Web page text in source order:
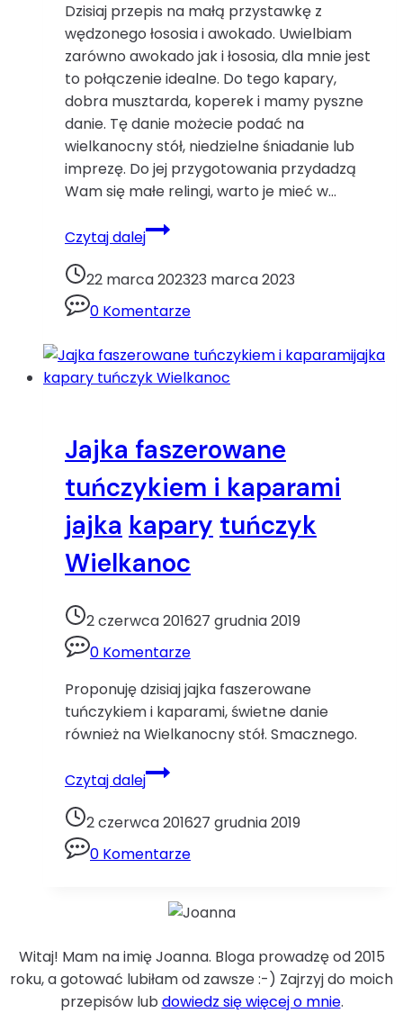
Dzisiaj przepis na małą przystawkę z
wędzonego łososia i awokado. Uwielbiam
zarówno awokado jak i łososia, dla mnie jest
to połączenie idealne. Do tego kapary,
dobra musztarda, koperek i mamy pyszne
danie. Tę danie możecie podać na
wielkanocny stół, niedzielne śniadanie lub
imprezę. Do jej przygotowania przydadzą
Wam się małe relingi, warto je mieć w…
Czytaj dalejTatar
z
awokado
wędzonego
cytryna
kapary
z
oliwek
wędzony
łosoś
Wielkanoc
22 marca 202323 marca 2023
0 Komentarze
Jajka faszerowane
tuńczykiem i kaparami
jajka kapary tuńczyk
Wielkanoc
2 czerwca 201627 grudnia 2019
0 Komentarze
Proponuję dzisiaj jajka faszerowane
tuńczykiem i kaparami, świetne danie
również na Wielkanocny stół. Smacznego.
Czytaj dalejJajka
faszerowane
tuńczykiem
kaparamijajka
tuńczyk
2 czerwca 201627 grudnia 2019
0 Komentarze
Witaj! Mam na imię Joanna. Bloga prowadzę od 2015
roku, a gotować lubiłam od zawsze :-) Zajrzyj do moich
przepisów lub dowiedz się więcej o mnie.